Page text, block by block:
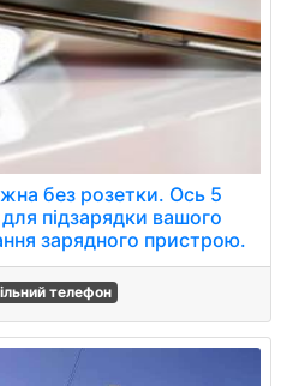
без розетки. Ось 5
підзарядки вашого
зарядного пристрою.
телефон